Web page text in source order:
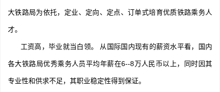
大铁路局为依托，定业、定向、定点、订单式培育优质铁路乘务人
才。
工资高，毕业就当白领。 从国际国内现有的薪资水平看，国内
各大铁路局优秀乘务人员平均年薪在6--8万人民币以上，同时因其
专业性和供求不足，其职业稳定性得到保证。